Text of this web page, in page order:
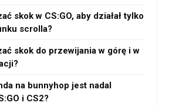
skok w CS:GO, aby działał tylko
scrolla?
skok do przewijania w górę i w
na bunnyhop jest nadal
i CS2?